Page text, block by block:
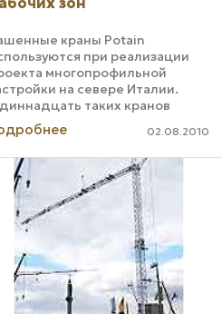
краны Potain
при реализации
многопрофильной
на севере Италии.
таких кранов
на
Le Albere в
В августе появится еще
Данная застройка является
...
02.08.2010